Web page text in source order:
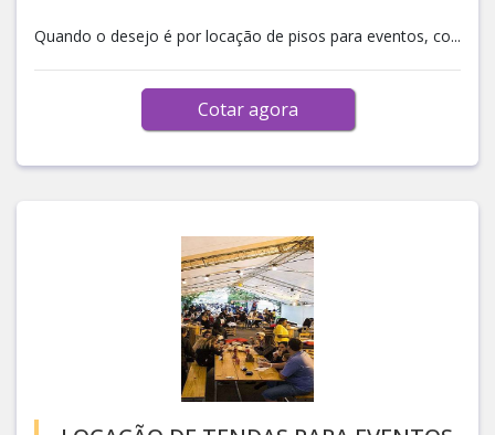
Quando o desejo é por locação de pisos para eventos, co...
Cotar agora